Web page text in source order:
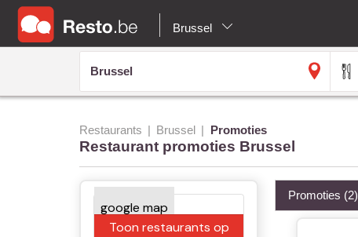
Brussel
Restaurants Brussel Promoties
Restaurant promoties Brussel
Toon restaurants op
Promoties (2)